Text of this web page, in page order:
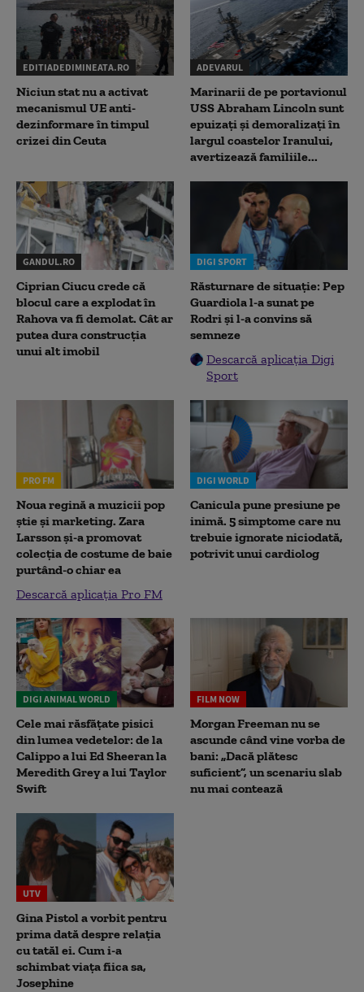
EDITIADEDIMINEATA.RO
Niciun stat nu a activat
mecanismul UE anti-
dezinformare în timpul
crizei din Ceuta
ADEVARUL
Marinarii de pe portavionul
USS Abraham Lincoln sunt
epuizați și demoralizați în
largul coastelor Iranului,
avertizează familiile...
GANDUL.RO
Ciprian Ciucu crede că
blocul care a explodat în
Rahova va fi demolat. Cât ar
putea dura construcția
unui alt imobil
DIGI SPORT
Răsturnare de situație: Pep
Guardiola l-a sunat pe
Rodri și l-a convins să
semneze
Descarcă aplicația Digi
Sport
PRO FM
Noua regină a muzicii pop
știe și marketing. Zara
Larsson și-a promovat
colecția de costume de baie
purtând-o chiar ea
Descarcă aplicația Pro FM
DIGI WORLD
Canicula pune presiune pe
inimă. 5 simptome care nu
trebuie ignorate niciodată,
potrivit unui cardiolog
DIGI ANIMAL WORLD
Cele mai răsfățate pisici
din lumea vedetelor: de la
Calippo a lui Ed Sheeran la
Meredith Grey a lui Taylor
Swift
FILM NOW
Morgan Freeman nu se
ascunde când vine vorba de
bani: „Dacă plătesc
suficient”, un scenariu slab
nu mai contează
UTV
Gina Pistol a vorbit pentru
prima dată despre relația
cu tatăl ei. Cum i-a
schimbat viața fiica sa,
Josephine